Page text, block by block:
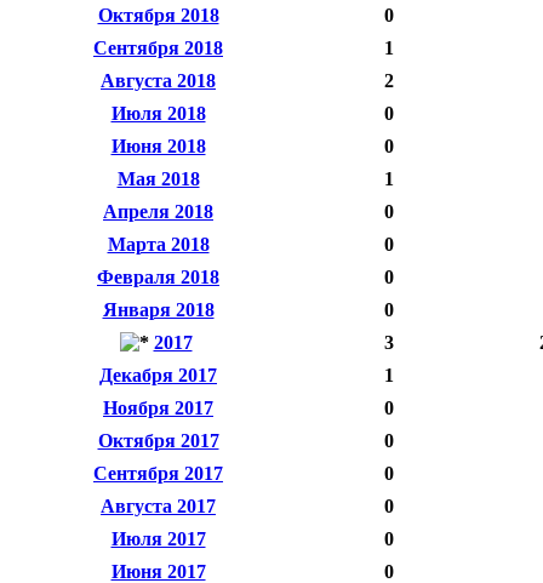
Октября 2018
0
Сентября 2018
1
Августа 2018
2
Июля 2018
0
Июня 2018
0
Мая 2018
1
Апреля 2018
0
Марта 2018
0
Февраля 2018
0
Января 2018
0
2017
3
Декабря 2017
1
Ноября 2017
0
Октября 2017
0
Сентября 2017
0
Августа 2017
0
Июля 2017
0
Июня 2017
0